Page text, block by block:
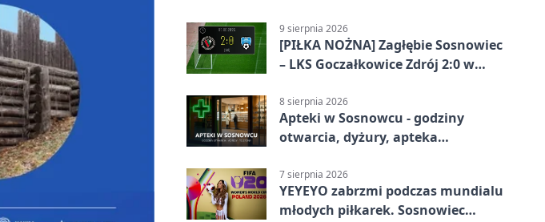
9 sierpnia 2026
[PIŁKA NOŻNA] Zagłębie Sosnowiec
– LKS Goczałkowice Zdrój 2:0 w
gospodarze z ważnym
zwycięstwem
8 sierpnia 2026
Apteki w Sosnowcu - godziny
otwarcia, dyżury, apteka
7 sierpnia 2026
YEYEYO zabrzmi podczas mundialu
młodych piłkarek. Sosnowiec